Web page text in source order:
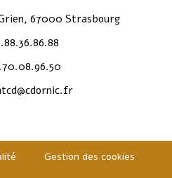
67000 Strasbourg
Gestion des cookies